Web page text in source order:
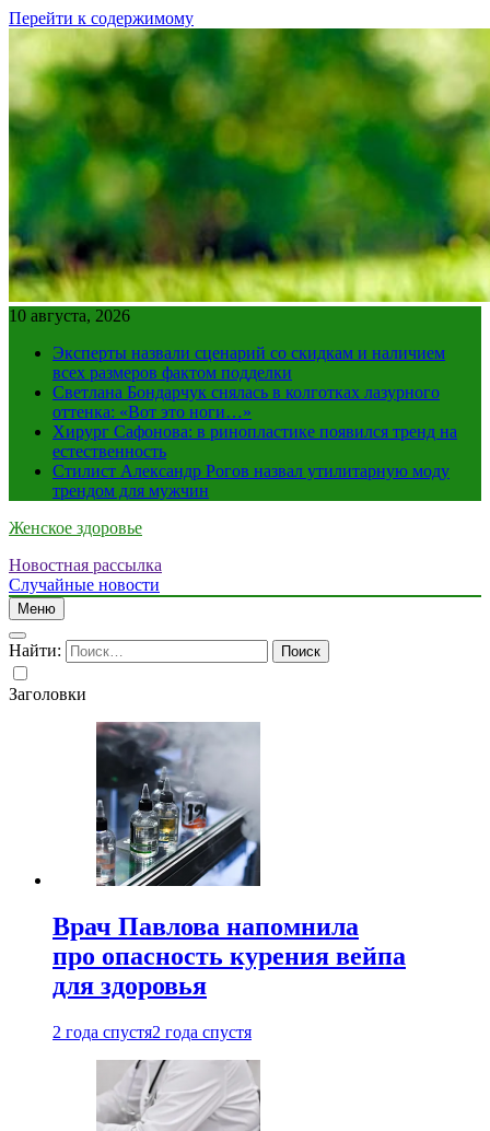
Перейти к содержимому
10 августа, 2026
Эксперты назвали сценарий со скидкам и наличием
всех размеров фактом подделки
Светлана Бондарчук снялась в колготках лазурного
оттенка: «Вот это ноги…»
Хирург Сафонова: в ринопластике появился тренд на
естественность
Стилист Александр Рогов назвал утилитарную моду
трендом для мужчин
Женское здоровье
Новостная рассылка
Случайные новости
Меню
Найти:
Заголовки
Врач Павлова напомнила
про опасность курения вейпа
для здоровья
2 года спустя2 года спустя